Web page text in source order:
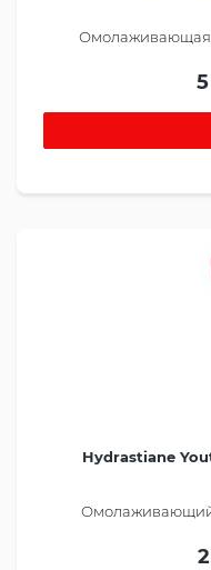
Омолаживающая
Hydrastiane
Омолаживающий